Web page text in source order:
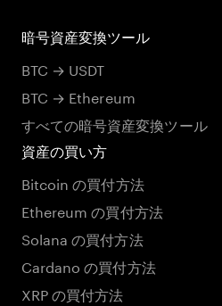
暗号資産変換ツール
BTC → USDT
BTC → Ethereum
すべての暗号資産変換ツール
資産の買い方
Bitcoin の買付方法
Ethereum の買付方法
Solana の買付方法
Cardano の買付方法
XRP の買付方法